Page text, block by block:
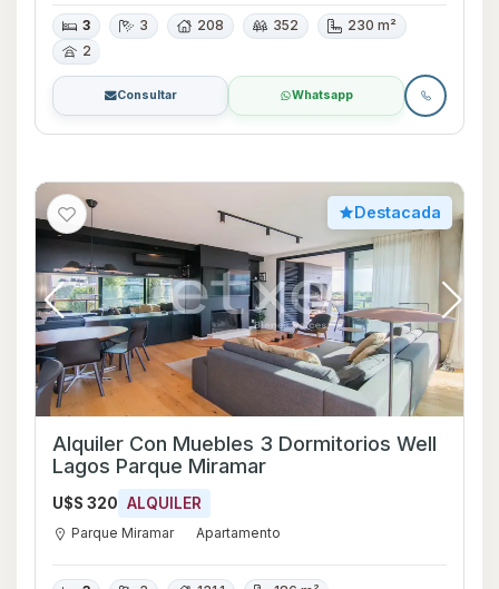
3 3 208 352
230 m²
2
Consultar Whatsapp
Destacada
Alquiler Con Muebles 3 Dormitorios Well
Lagos Parque Miramar
U$S 320 ALQUILER
Parque Miramar Apartamento